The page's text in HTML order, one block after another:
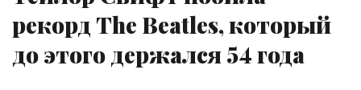
рекорд The Beatles, который
до этого держался 54 года